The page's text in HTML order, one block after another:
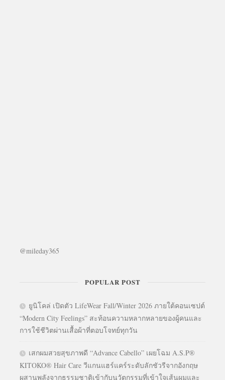
@mileday365
POPULAR POST
ยูนิโคล่ เปิดตัว LifeWear Fall/Winter 2026 ภายใต้คอนเซปต์
“Modern City Feelings” สะท้อนความหลากหลายของผู้คนและ
การใช้ชีวิตผ่านเสื้อผ้าที่ตอบโจทย์ทุกวัน
เสกผมสวยสุขภาพดี “Advance Cabello” เผยโฉม A.S.P®
KITOKO® Hair Care วีแกนแฮร์แคร์ระดับลักชัวรีจากอังกฤษ
ผสานพลังจากธรรมชาติเข้ากับนวัตกรรมที่เข้าใจเส้นผมและ